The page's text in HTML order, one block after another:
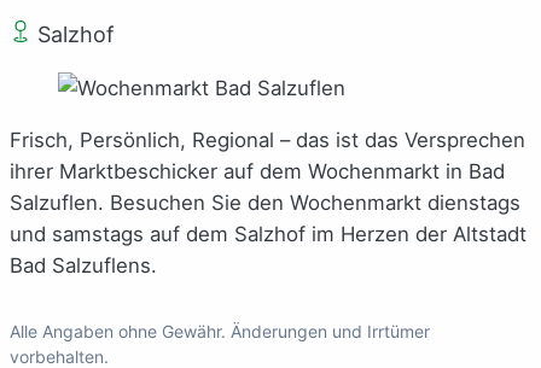
Salzhof
Frisch, Persönlich, Regional – das ist das Versprechen
ihrer Marktbeschicker auf dem Wochenmarkt in Bad
Salzuflen. Besuchen Sie den Wochenmarkt dienstags
und samstags auf dem Salzhof im Herzen der Altstadt
Bad Salzuflens.
Alle Angaben ohne Gewähr. Änderungen und Irrtümer
vorbehalten.